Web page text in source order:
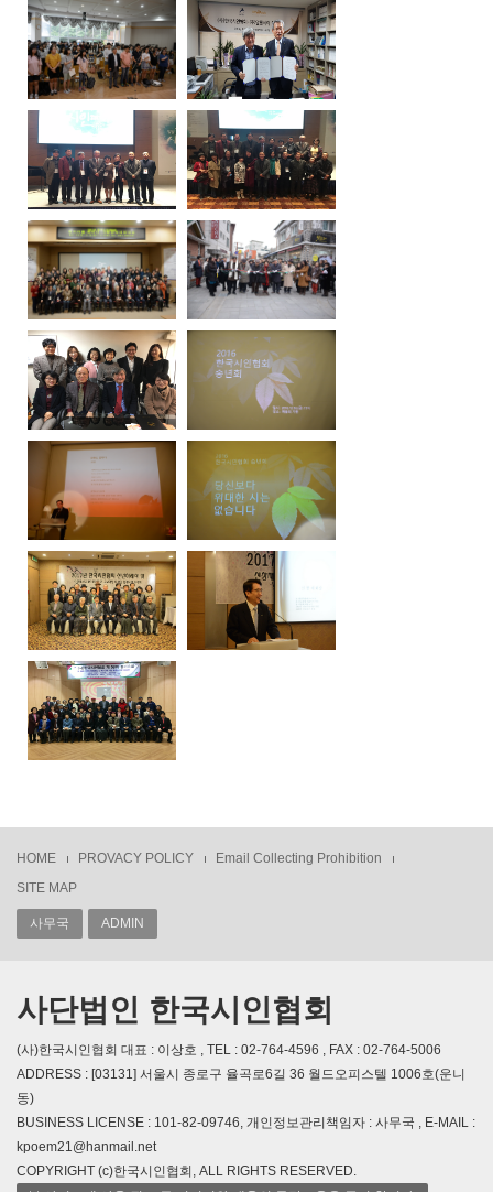
HOME PROVACY POLICY
Email Collecting Prohibition
SITE MAP
사무국 ADMIN
사단법인 한국시인협회
(사)한국시인협회 대표 : 이상호 , TEL : 02-764-4596 , FAX : 02-764-5006
ADDRESS : [03131] 서울시 종로구 율곡로6길 36 월드오피스텔 1006호(운니
동)
BUSINESS LICENSE : 101-82-09746, 개인정보관리책임자 : 사무국 , E-MAIL :
kpoem21@hanmail.net
COPYRIGHT (c)한국시인협회, ALL RIGHTS RESERVED.